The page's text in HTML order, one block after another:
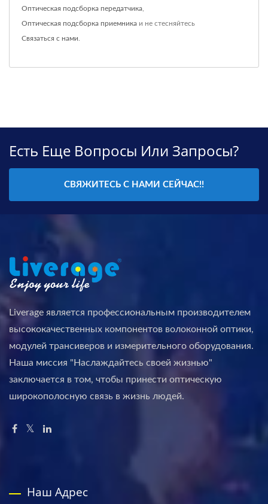
Оптическая подсборка передатчика
Оптическая подсборка приемника и не стесняйтесь
Связаться с нами
Есть Еще Вопросы Или Запросы?
СВЯЖИТЕСЬ С НАМИ СЕЙЧАС!!
Liverage является профессиональным производителем
высококачественных компонентов волоконной оптики,
модулей трансиверов и измерительного оборудования.
Наша миссия "Наслаждайтесь своей жизнью"
заключается в том, чтобы принести оптическую
широкополосную связь в жизнь людей.
Наш Адрес